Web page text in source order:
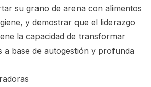
su grano de arena con alimentos
y demostrar que el liderazgo
la capacidad de transformar
a base de autogestión y profunda